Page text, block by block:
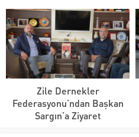
Zile Dernekler
Federasyonu’ndan Başkan
Sargın’a Ziyaret